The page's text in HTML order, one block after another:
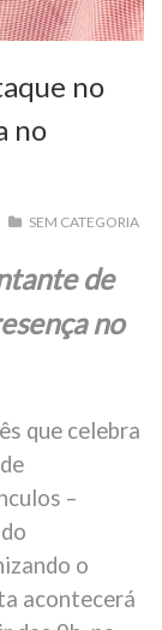
no
no
SEM CATEGORIA
de
no
que celebra
–
o
acontecerá